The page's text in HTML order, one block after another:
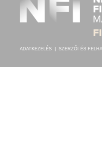
ADATKEZELÉS SZERZŐI ÉS